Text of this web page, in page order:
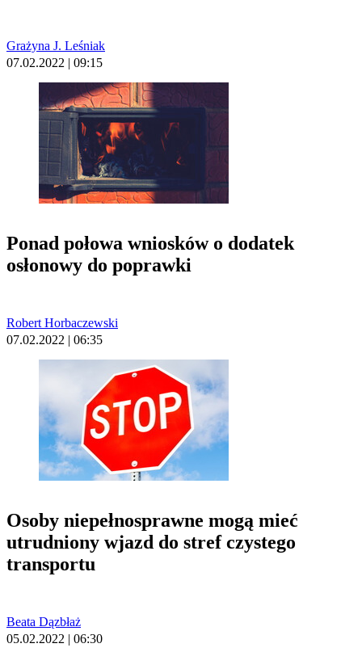
Grażyna J. Leśniak
07.02.2022 | 09:15
Ponad połowa wniosków o dodatek
osłonowy do poprawki
Robert Horbaczewski
07.02.2022 | 06:35
Osoby niepełnosprawne mogą mieć
utrudniony wjazd do stref czystego
transportu
Beata Dązbłaż
05.02.2022 | 06:30